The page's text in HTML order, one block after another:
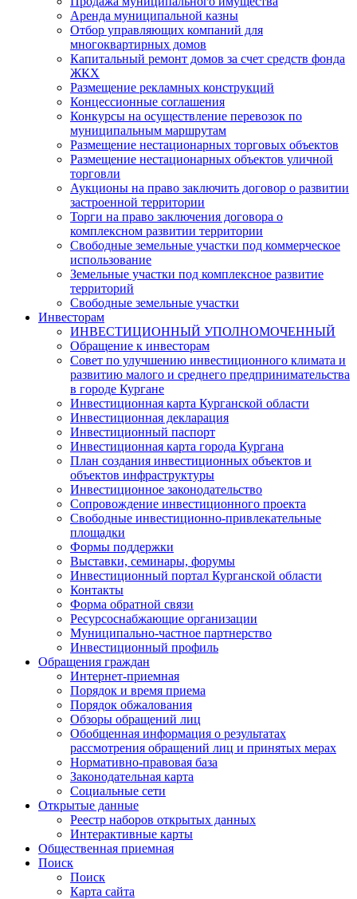
Аренда муниципальной казны
Отбор управляющих компаний для
многоквартирных домов
Капитальный ремонт домов за счет средств фонда
ЖКХ
Размещение рекламных конструкций
Концессионные соглашения
Конкурсы на осуществление перевозок по
муниципальным маршрутам
Размещение нестационарных торговых объектов
Размещение нестационарных объектов уличной
торговли
Аукционы на право заключить договор о развитии
застроенной территории
Торги на право заключения договора о
комплексном развитии территории
Свободные земельные участки под коммерческое
использование
Земельные участки под комплексное развитие
территорий
Свободные земельные участки
Инвесторам
ИНВЕСТИЦИОННЫЙ УПОЛНОМОЧЕННЫЙ
Обращение к инвесторам
Совет по улучшению инвестиционного климата и
развитию малого и среднего предпринимательства
в городе Кургане
Инвестиционная карта Курганской области
Инвестиционная декларация
Инвестиционный паспорт
Инвестиционная карта города Кургана
План создания инвестиционных объектов и
объектов инфраструктуры
Инвестиционное законодательство
Сопровождение инвестиционного проекта
Свободные инвестиционно-привлекательные
площадки
Формы поддержки
Выставки, семинары, форумы
Инвестиционный портал Курганской области
Контакты
Форма обратной связи
Ресурсоснабжающие организации
Муниципально-частное партнерство
Инвестиционный профиль
Обращения граждан
Интернет-приемная
Порядок и время приема
Порядок обжалования
Обзоры обращений лиц
Обобщенная информация о результатах
рассмотрения обращений лиц и принятых мерах
Нормативно-правовая база
Законодательная карта
Социальные сети
Открытые данные
Реестр наборов открытых данных
Интерактивные карты
Общественная приемная
Поиск
Поиск
Карта сайта